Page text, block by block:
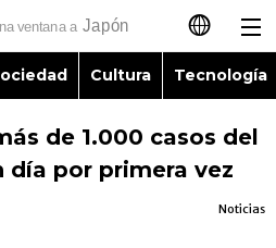
日本語
English
Cultura Tecnología
de 1.000 casos del
día por primera vez
Noticias